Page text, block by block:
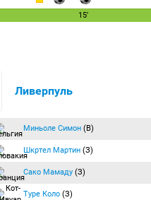
15′
Ливерпуль
Миньоле Симон (В)
Шкртел Мартин (З)
Сако Мамаду (З)
Туре Коло (З)